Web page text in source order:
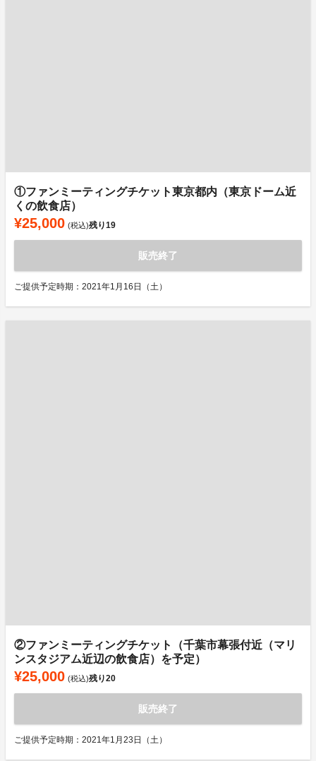
①ファンミーティングチケット東京都内（東京ドーム近
くの飲食店）
¥25,000 (税込)残り19
販売終了
ご提供予定時期：2021年1月16日（土）
②ファンミーティングチケット（千葉市幕張付近（マリ
ンスタジアム近辺の飲食店）を予定）
¥25,000 (税込)残り20
販売終了
ご提供予定時期：2021年1月23日（土）